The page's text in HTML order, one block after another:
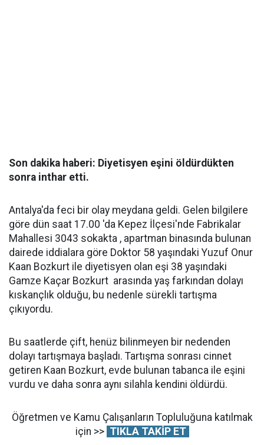
Son dakika haberi: Diyetisyen eşini öldürdükten
sonra inthar etti.
Antalya'da feci bir olay meydana geldi. Gelen bilgilere
göre dün saat 17.00 'da Kepez İlçesi'nde Fabrikalar
Mahallesi 3043 sokakta , apartman binasında bulunan
dairede iddialara göre Doktor 58 yaşındaki Yuzuf Onur
Kaan Bozkurt ile diyetisyen olan eşi 38 yaşındaki
Gamze Kaçar Bozkurt arasında yaş farkından dolayı
kıskançlık olduğu, bu nedenle sürekli tartışma
çıkıyordu.
Bu saatlerde çift, henüz bilinmeyen bir nedenden
dolayı tartışmaya başladı. Tartışma sonrası cinnet
getiren Kaan Bozkurt, evde bulunan tabanca ile eşini
vurdu ve daha sonra aynı silahla kendini öldürdü.
Öğretmen ve Kamu Çalışanların Topluluğuna katılmak
için >> TIKLA TAKİP ET